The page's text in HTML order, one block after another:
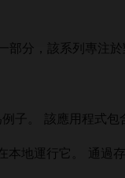
分，該系列專注於
子。 該應用程式包
本地運行它。 通過